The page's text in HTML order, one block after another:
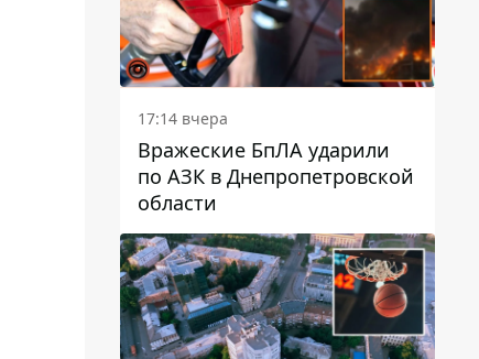
17:14 вчера
Вражеские БпЛА ударили
по АЗК в Днепропетровской
области